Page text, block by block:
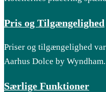
Pris og Tilgængelighed
Priser og tilgængelighed
Aarhus Dolce by Wyndham.
Særlige Funktioner